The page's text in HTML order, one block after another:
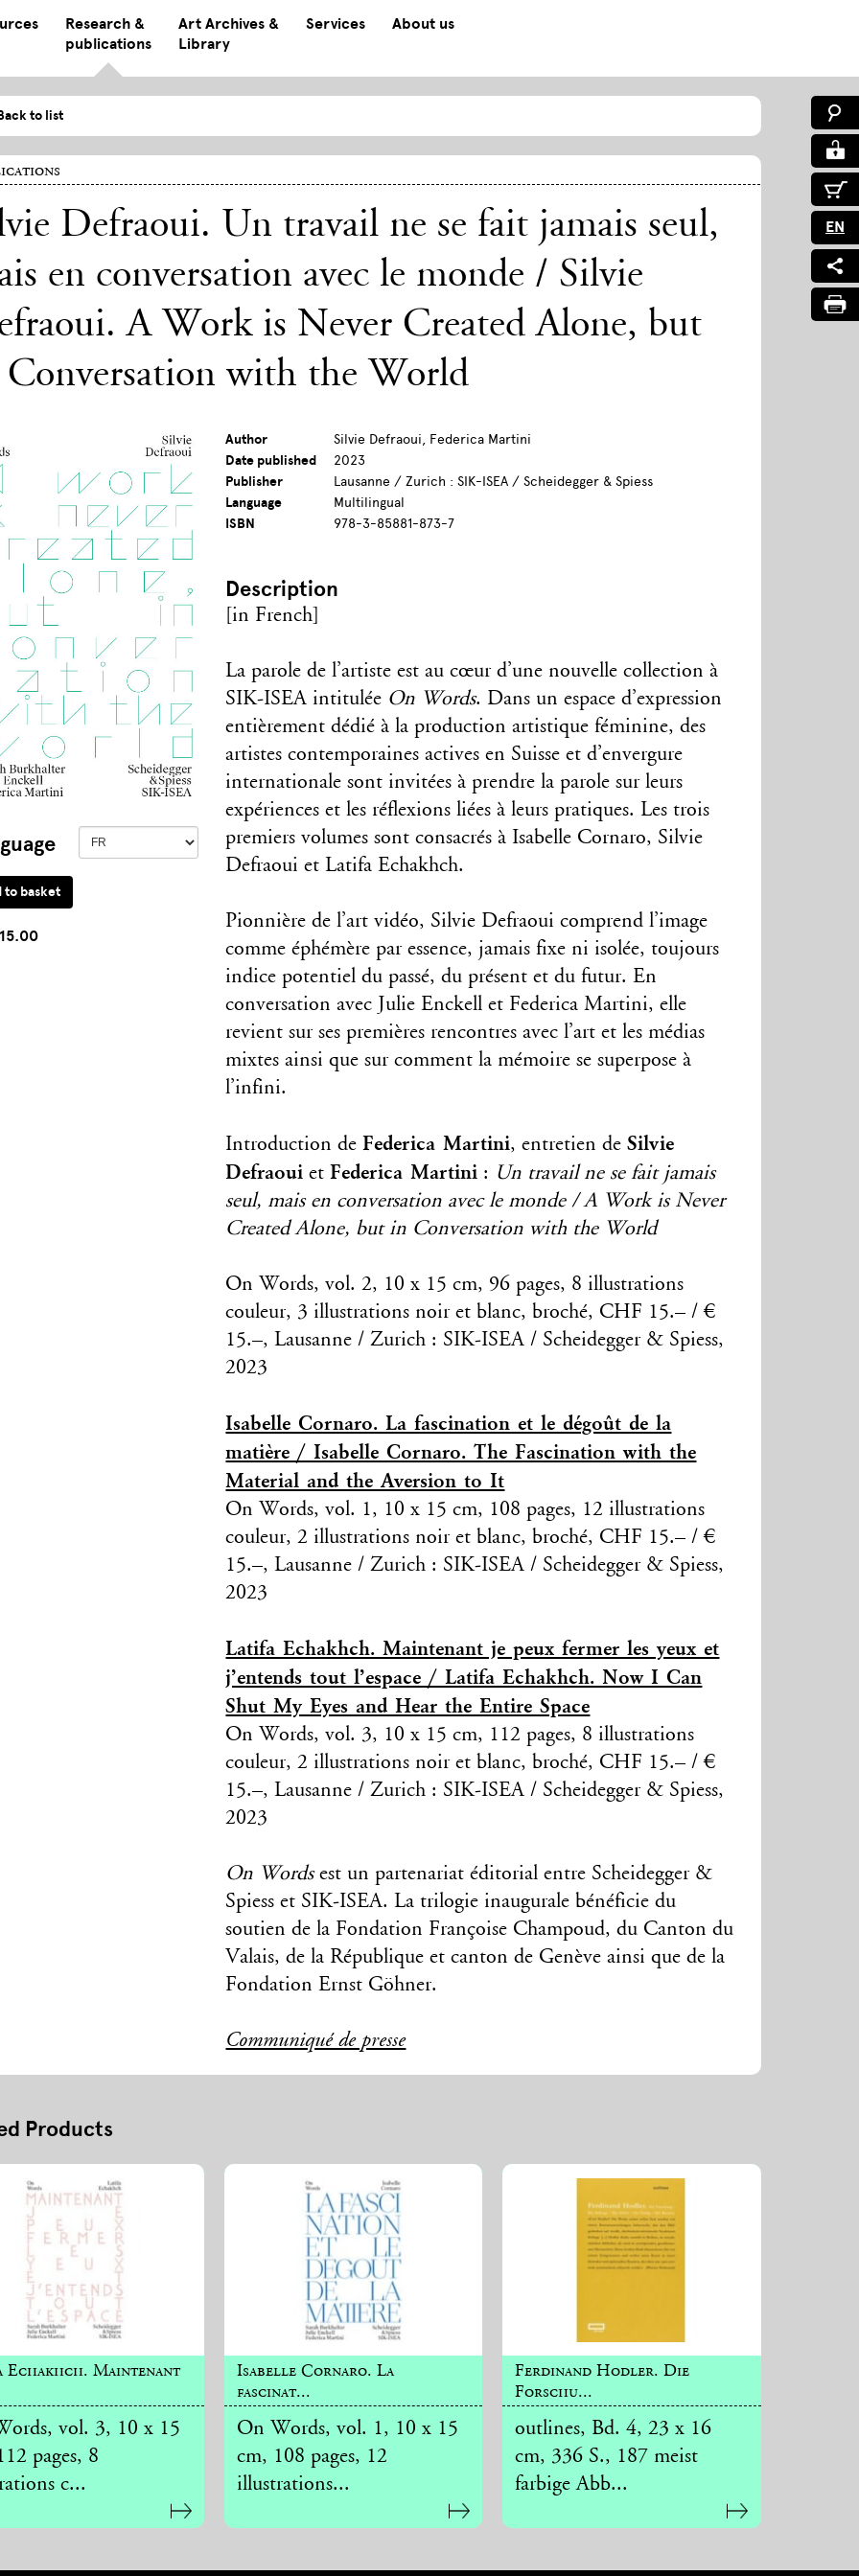
Research &
publications
Art Archives &
Library
Services About us
EN
to list
Defraoui. Un travail ne se fait jamais seul,
en conversation avec le monde / Silvie
A Work is Never Created Alone, but
with the World
Author
Silvie Defraoui, Federica Martini
Date published
2023
Publisher
Lausanne / Zurich : SIK-ISEA / Scheidegger & Spiess
Language
Multilingual
ISBN
978-3-85881-873-7
Description
[in French]
La parole de l’artiste est au cœur d’une nouvelle collection à
SIK-ISEA intitulée On Words. Dans un espace d’expression
entièrement dédié à la production artistique féminine, des
artistes contemporaines actives en Suisse et d’envergure
internationale sont invitées à prendre la parole sur leurs
expériences et les réflexions liées à leurs pratiques. Les trois
premiers volumes sont consacrés à Isabelle Cornaro, Silvie
Defraoui et Latifa Echakhch.
Pionnière de l’art vidéo, Silvie Defraoui comprend l’image
comme éphémère par essence, jamais fixe ni isolée, toujours
indice potentiel du passé, du présent et du futur. En
conversation avec Julie Enckell et Federica Martini, elle
revient sur ses premières rencontres avec l’art et les médias
mixtes ainsi que sur comment la mémoire se superpose à
l’infini.
Introduction deFederica Martini, entretien deSilvie
Defraoui etFederica Martini : Un travail ne se fait jamais
seul, mais en conversation avec le monde / A Work is Never
Created Alone, but in Conversation with the World
On Words, vol. 2, 10 x 15 cm, 96 pages, 8 illustrations
couleur, 3 illustrations noir et blanc, broché, CHF 15.– / €
15.–, Lausanne / Zurich : SIK-ISEA / Scheidegger & Spiess,
2023
Isabelle Cornaro. La fascination et le dégoût de la
matière / Isabelle Cornaro. The Fascination with the
Material and the Aversion to It
On Words, vol. 1, 10 x 15 cm, 108 pages, 12 illustrations
couleur, 2 illustrations noir et blanc, broché, CHF 15.– / €
15.–, Lausanne / Zurich : SIK-ISEA / Scheidegger & Spiess,
2023
Latifa Echakhch. Maintenant je peux fermer les yeux et
j’entends tout l’espace / Latifa Echakhch. Now I Can
Shut My Eyes and Hear the Entire Space
On Words, vol. 3, 10 x 15 cm, 112 pages, 8 illustrations
couleur, 2 illustrations noir et blanc, broché, CHF 15.– / €
15.–, Lausanne / Zurich : SIK-ISEA / Scheidegger & Spiess,
2023
On Wordsest un partenariat éditorial entre Scheidegger &
Spiess et SIK-ISEA. La trilogie inaugurale bénéficie du
soutien de la Fondation Françoise Champoud, du Canton du
Valais, de la République et canton de Genève ainsi que de la
Fondation Ernst Göhner.
Communiqué de presse
Products
Echakhch. Maintenant
vol. 3, 10 x 15
pages, 8
c...
Isabelle Cornaro. La
fascinat...
On Words, vol. 1, 10 x 15
cm, 108 pages, 12
illustrations...
Ferdinand Hodler. Die
Forschu...
outlines, Bd. 4, 23 x 16
cm, 336 S., 187 meist
farbige Abb...